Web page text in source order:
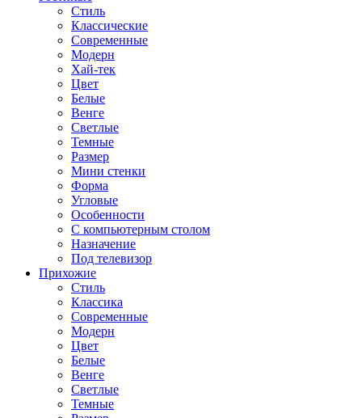
Стиль
Классические
Современные
Модерн
Хай-тек
Цвет
Белые
Венге
Светлые
Темные
Размер
Мини стенки
Форма
Угловые
Особенности
С компьютерным столом
Назначение
Под телевизор
Прихожие
Стиль
Классика
Современные
Модерн
Цвет
Белые
Венге
Светлые
Темные